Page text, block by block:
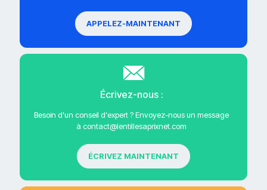
APPELEZ-MAINTENANT
Écrivez-nous :
Besoin d'un conseil d'expert ? Envoyez-nous un message
à contact@lentillesaprixnet.com
ÉCRIVEZ MAINTENANT